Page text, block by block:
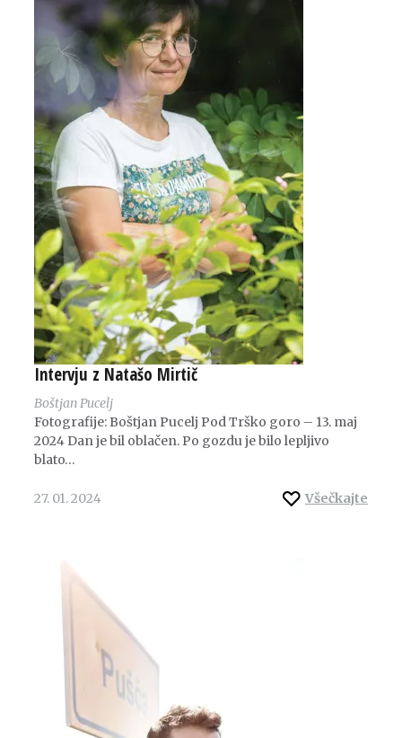
Intervju z Natašo Mirtič
Boštjan Pucelj
Fotografije: Boštjan Pucelj Pod Trško goro – 13. maj
2024 Dan je bil oblačen. Po gozdu je bilo lepljivo
blato…
Všečkajte
27. 01. 2024